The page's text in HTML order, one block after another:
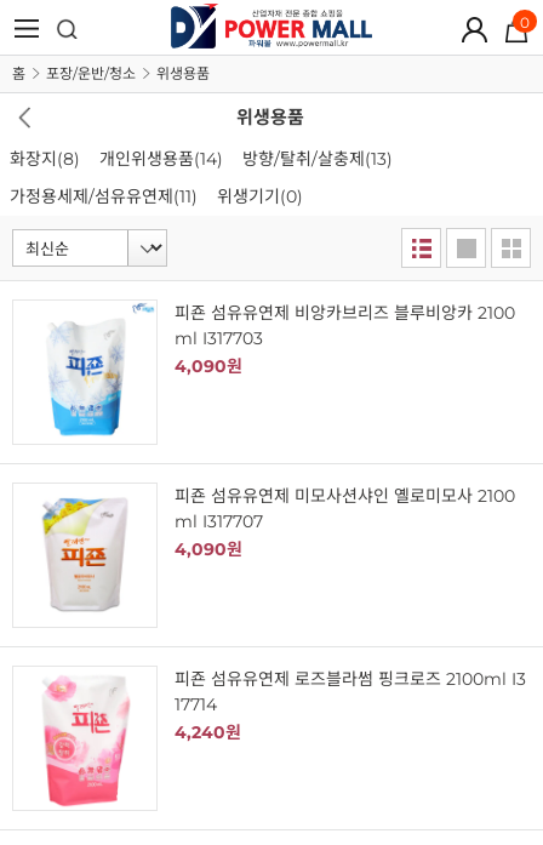
0
홈 포장/운반/청소 위생용품
위생용품
화장지(8) 개인위생용품(14) 방향/탈취/살충제(13)
가정용세제/섬유유연제(11) 위생기기(0)
피죤 섬유유연제 비앙카브리즈 블루비앙카 2100
ml I317703
4,090원
피죤 섬유유연제 미모사션샤인 옐로미모사 2100
ml I317707
4,090원
피죤 섬유유연제 로즈블라썸 핑크로즈 2100ml I3
17714
4,240원